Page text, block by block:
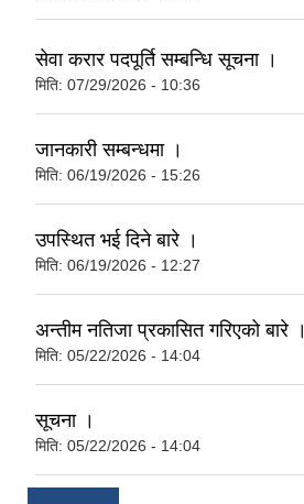
सेवा करार पदपूर्ति सम्बन्धि सूचना ।
मिति: 07/29/2026 - 10:36
जानकारी सम्बन्धमा ।
मिति: 06/19/2026 - 15:26
उपस्थित भई दिने बारे ।
मिति: 06/19/2026 - 12:27
अन्तीम नतिजा प्रकासित गरिएको बारे ।
मिति: 05/22/2026 - 14:04
सूचना ।
मिति: 05/22/2026 - 14:04